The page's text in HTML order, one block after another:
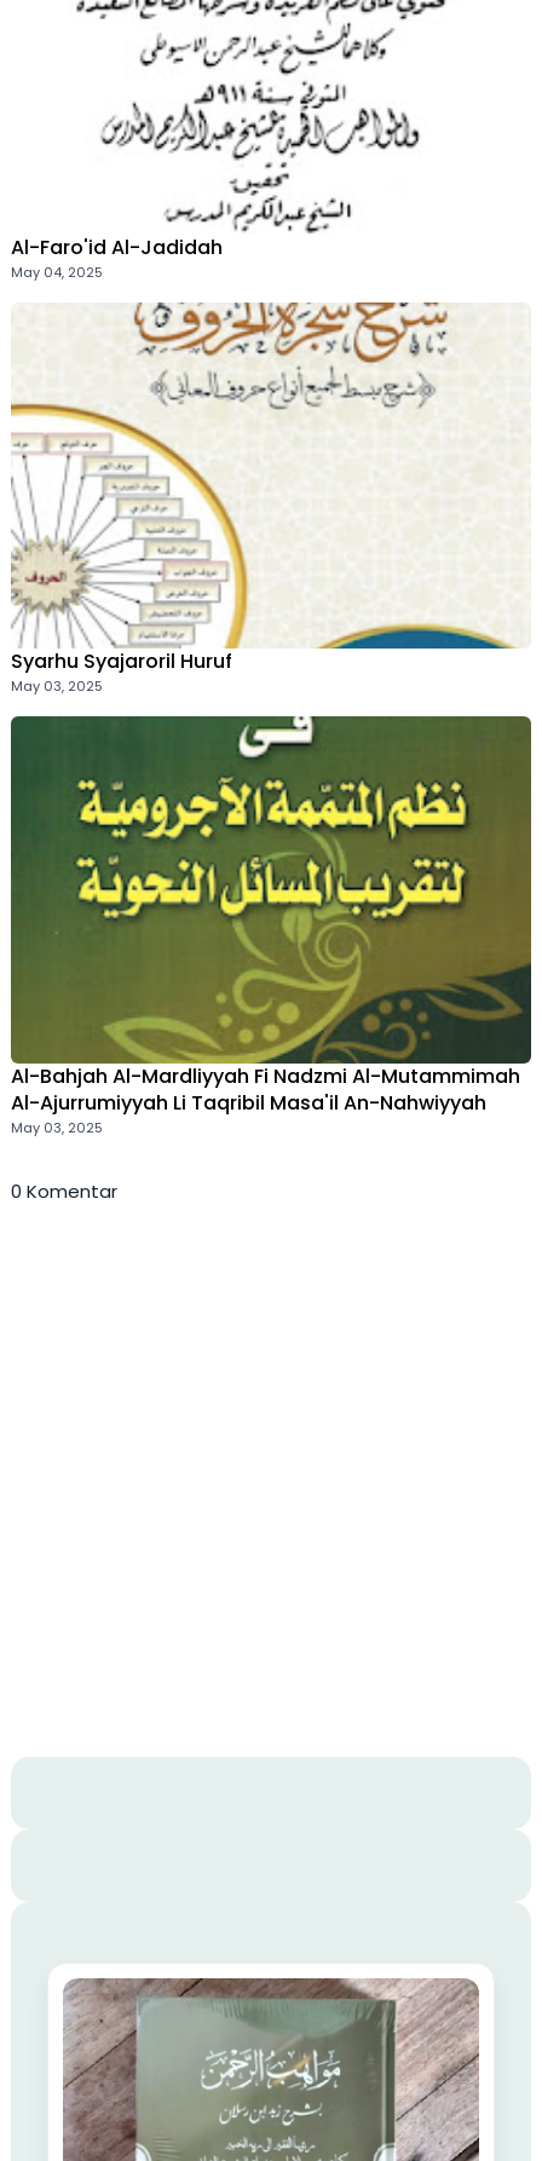
Al-Faro'id Al-Jadidah
May 04, 2025
Syarhu Syajaroril Huruf
May 03, 2025
Al-Bahjah Al-Mardliyyah Fi Nadzmi Al-Mutammimah
Al-Ajurrumiyyah Li Taqribil Masa'il An-Nahwiyyah
May 03, 2025
0 Komentar